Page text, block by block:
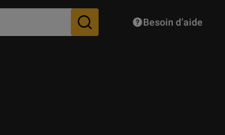
Des suggestions de
Besoin d’aide